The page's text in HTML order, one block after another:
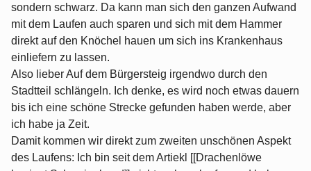
sondern schwarz. Da kann man sich den ganzen Aufwand
mit dem Laufen auch sparen und sich mit dem Hammer
direkt auf den Knöchel hauen um sich ins Krankenhaus
einliefern zu lassen.
Also lieber Auf dem Bürgersteig irgendwo durch den
Stadtteil schlängeln. Ich denke, es wird noch etwas dauern
bis ich eine schöne Strecke gefunden haben werde, aber
ich habe ja Zeit.
Damit kommen wir direkt zum zweiten unschönen Aspekt
des Laufens: Ich bin seit dem Artiekl [[Drachenlöwe